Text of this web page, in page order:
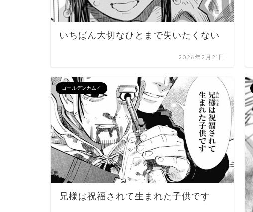
いちばん大切なひとまで失いたくない
2026年2月21日
ゴールデンカムイ
兄様は祝福されて生まれた子供です